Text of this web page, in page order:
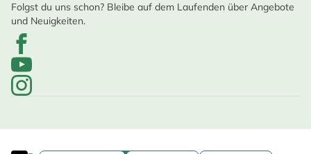
Folgst du uns schon? Bleibe auf dem Laufenden über Angebote
und Neuigkeiten.